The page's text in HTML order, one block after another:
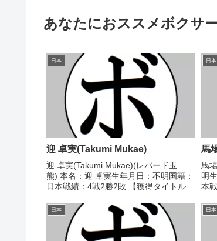
あなたにおススメボクサ
日本
迎 卓実(Takumi Mukae)
迎 卓実(Takumi Mukae)(レパード玉
熊) 本名：迎 卓実生年月日：不明国籍：
日本戦績：4戦2勝2敗 【獲得タイトル】
0(38-37、38-37、38-38) 今村 寛生(横
浜光...
日本
馬
馬
明
本
日本 日本